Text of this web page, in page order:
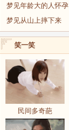
梦见年龄大的人怀孕
梦见从山上摔下来
笑一笑
民间多奇葩